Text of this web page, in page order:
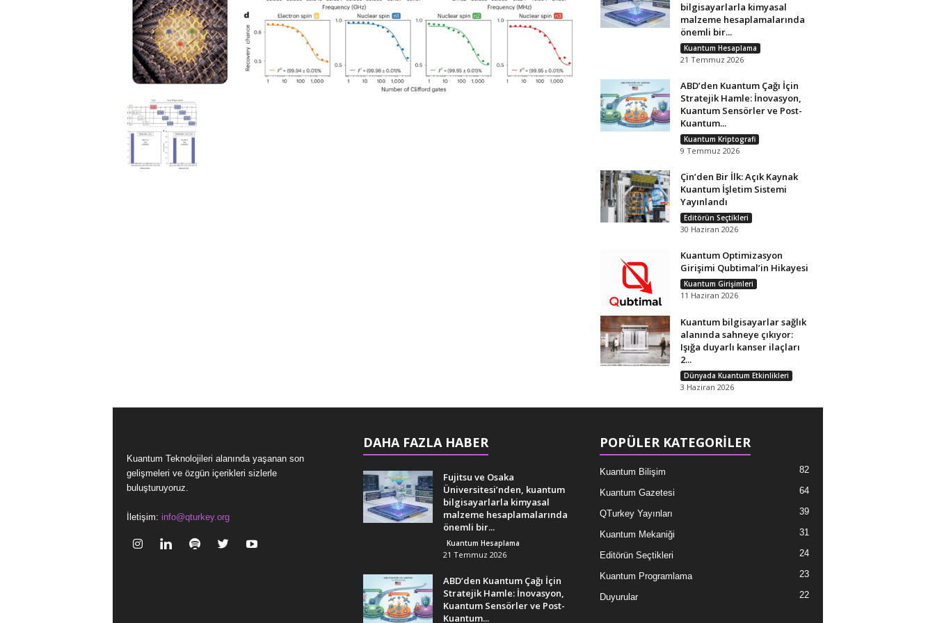
bilgisayarlarla kimyasal
malzeme hesaplamalarında
önemli bir...
Kuantum Hesaplama
21 Temmuz 2026
ABD’den Kuantum Çağı İçin
Stratejik Hamle: İnovasyon,
Kuantum Sensörler ve Post-
Kuantum...
Kuantum Kriptografi
9 Temmuz 2026
Çin’den Bir İlk: Açık Kaynak
Kuantum İşletim Sistemi
Yayınlandı
Editörün Seçtikleri
30 Haziran 2026
Kuantum Optimizasyon
Girişimi Qubtimal’in Hikayesi
Kuantum Girişimleri
11 Haziran 2026
Kuantum bilgisayarlar sağlık
alanında sahneye çıkıyor:
Işığa duyarlı kanser ilaçları
2...
Dünyada Kuantum Etkinlikleri
3 Haziran 2026
Kuantum Teknolojileri alanında yaşanan son
gelişmeleri ve özgün içerikleri sizlerle
buluşturuyoruz.
İletişim: info@qturkey.org
DAHA FAZLA HABER
Fujitsu ve Osaka
Üniversitesi’nden, kuantum
bilgisayarlarla kimyasal
malzeme hesaplamalarında
önemli bir...
Kuantum Hesaplama
21 Temmuz 2026
ABD’den Kuantum Çağı İçin
Stratejik Hamle: İnovasyon,
Kuantum Sensörler ve Post-
Kuantum...
POPÜLER KATEGORİLER
Kuantum Bilişim 82
Kuantum Gazetesi 64
QTurkey Yayınları 39
Kuantum Mekaniği 31
Editörün Seçtikleri 24
Kuantum Programlama 23
Duyurular 22